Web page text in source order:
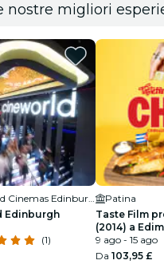
nostre migliori
Cineworld Cinemas Edinburgh
Edinburgh
(1)
Patina
Taste Film
(2014) a
9 ago - 15 ago
Da 103,95 £